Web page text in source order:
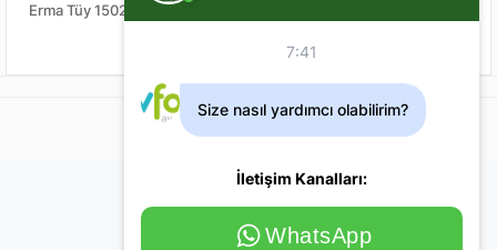
Erma Tüy 1502
7:41
Size nasıl yardımcı olabilirim?
İletişim Kanalları:
WhatsApp